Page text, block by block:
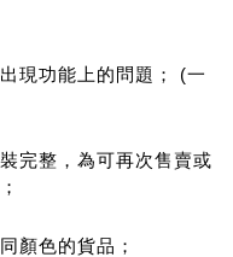
現功能上的問題； (一
完整，為可再次售賣或
顏色的貨品；